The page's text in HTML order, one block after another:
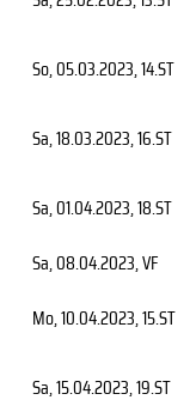
So, 05.03.2023, 14.ST
Sa, 18.03.2023, 16.ST
Sa, 01.04.2023, 18.ST
Sa, 08.04.2023, VF
Mo, 10.04.2023, 15.ST
Sa, 15.04.2023, 19.ST